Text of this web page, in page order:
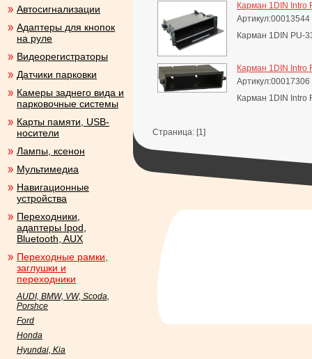
Карман 1DIN Intro
Артикул:00013544
Карман 1DIN PU-
Карман 1DIN Intro
Артикул:00017306
Карман 1DIN Intro
Страница: [1]
Автосигнализации
Адаптеры для кнопок
на руле
Видеорегистраторы
Датчики парковки
Камеры заднего вида и
парковочные системы
Карты памяти, USB-
носители
Лампы, ксенон
Мультимедиа
Навигационные
устройства
Переходники,
адаптеры Ipod,
Bluetooth, AUX
Переходные рамки,
заглушки и
переходники
AUDI, BMW, VW, Scoda,
Porshce
Ford
Honda
Hyundai, Kia